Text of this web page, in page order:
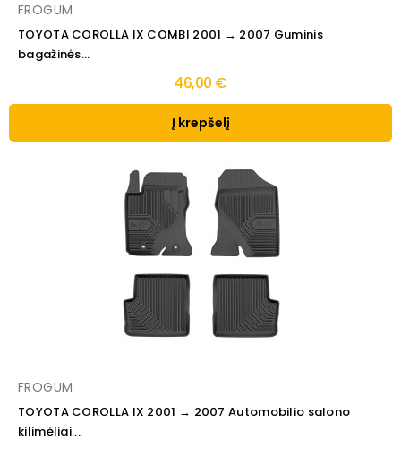
FROGUM
TOYOTA COROLLA IX COMBI 2001 → 2007 Guminis
bagažinės...
46,00 €
Į krepšelį
FROGUM
TOYOTA COROLLA IX 2001 → 2007 Automobilio salono
kilimėliai...